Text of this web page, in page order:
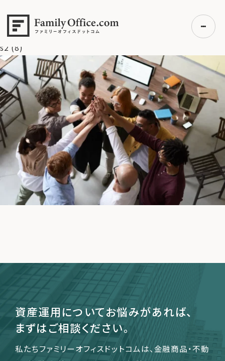
初めての方へ
ご利用の流れ・プラン
事例紹介
エキスパート一覧
無料講座
コラム
利用者の声
運営会社
ファミリーオフィスとは
メールマガジン登録
よくある質問
い学校選びの「3つのコツ」【専門家が徹底解説】
s2 (8)
s2 (8)
資産運用についてお悩みがあれば、
まずはご相談ください。
私たちファミリーオフィスドットコムは、金融商品・不動